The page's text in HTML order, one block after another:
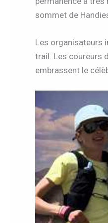
sommet de
Les organisateurs
trail. Les coureurs
embrassent le